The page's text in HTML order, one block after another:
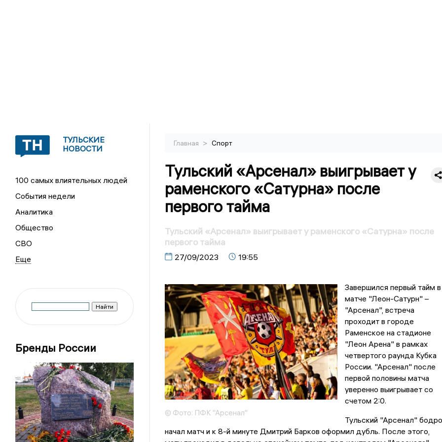
ТУЛЬСКИЕ
НОВОСТИ
100 самых влиятельных людей
События недели
Аналитика
Общество
СВО
Бренды России
Главная > Спорт
Тульский «Арсенал» выигрывает у
раменского «Сатурна» после
первого тайма
Тульский «Арсенал» выигрывает у раменского «Сатурна» после
первого тайма
27/09/2023 19:55
© Фото: ПФК "Арсенал"
Завершился первый тайм в
матче "Леон-Сатурн" –
"Арсенал", встреча
проходит в городе
Раменское на стадионе
"Леон Арена" в рамках
четвертого раунда Кубка
России. "Арсенал" после
первой половины матча
уверенно выигрывает со
счетом 2:0.
Тульский "Арсенал" бодро
начал матч и к 8-й минуте Дмитрий Барков оформил дубль. После этого,